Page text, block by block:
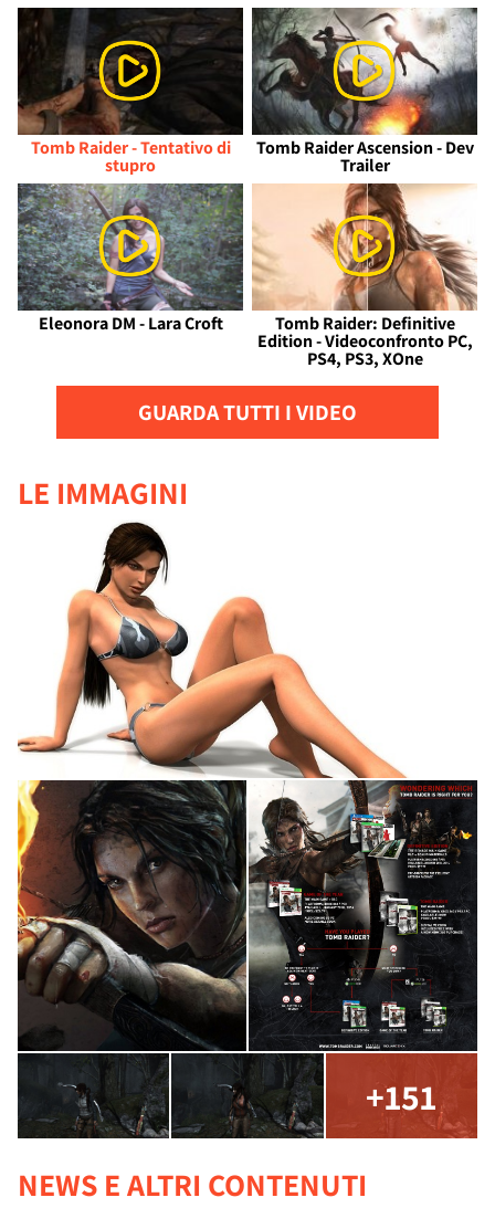
Tomb Raider - Tentativo di
stupro
Tomb Raider Ascension - Dev
Trailer
Eleonora DM - Lara Croft Tomb Raider: Definitive
Edition - Videoconfronto PC,
PS4, PS3, XOne
GUARDA TUTTI I VIDEO
LE IMMAGINI
+151
NEWS E ALTRI CONTENUTI